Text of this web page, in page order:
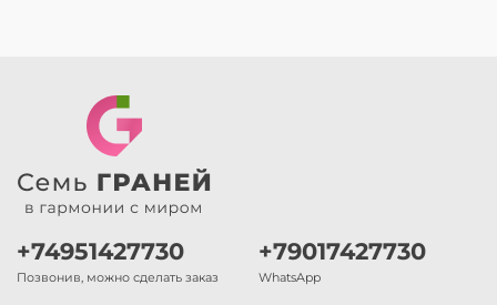
+74951427730
Позвонив, можно сделать заказ
+79017427730
WhatsApp